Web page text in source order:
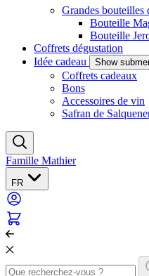
Grandes bouteilles
Bouteille
Bouteille
Coffrets dégustation
Idée cadeau
Show
Coffrets cadeaux
Bons
Accessoires de vin
Safran de
Famille Mathier
FR